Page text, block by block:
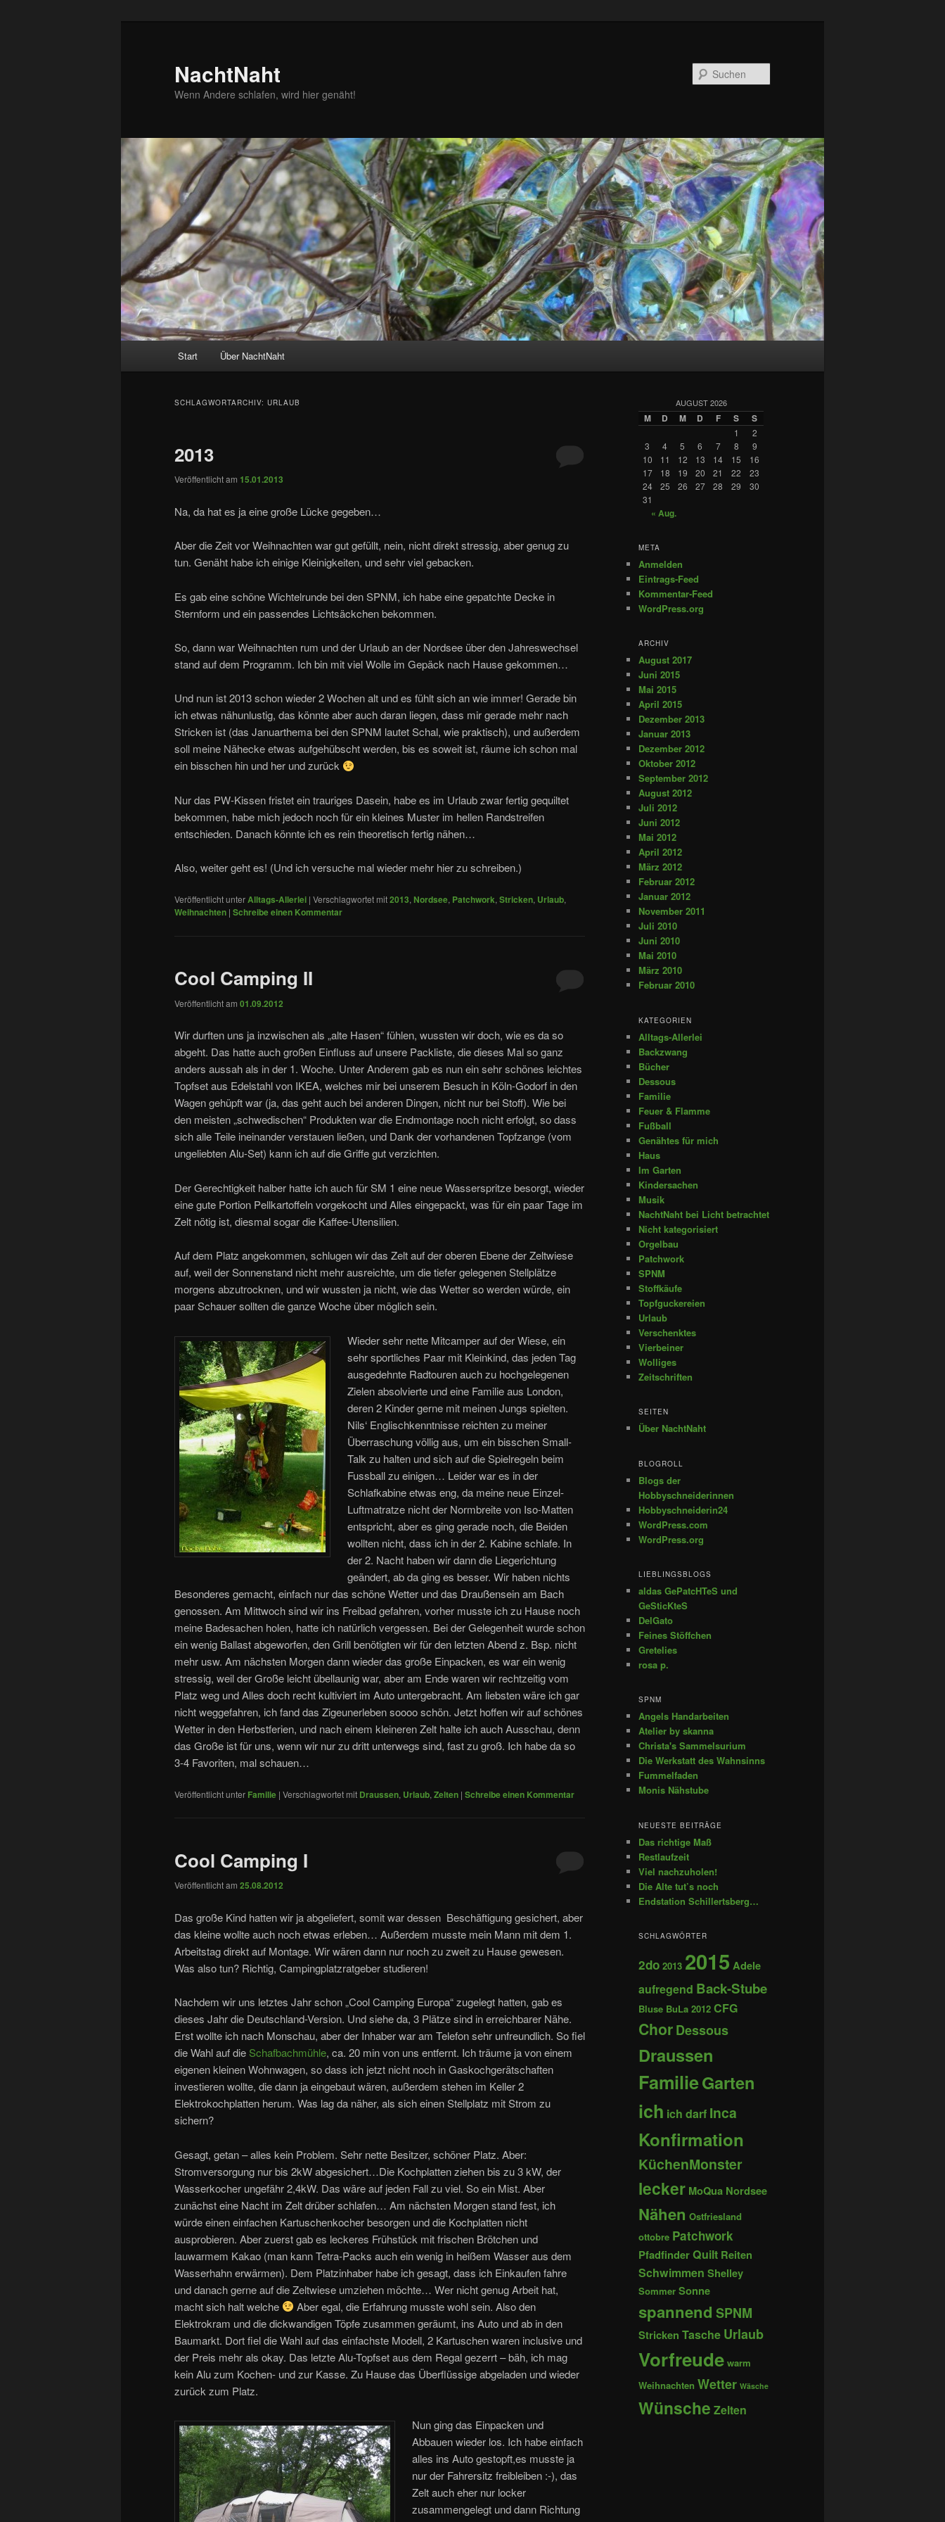
NachtNaht
Wenn Andere schlafen, wird hier genäht!
Start Über NachtNaht
SCHLAGWORTARCHIV: URLAUB
2013
Veröffentlicht am 15.01.2013
Na, da hat es ja eine große Lücke gegeben…
Aber die Zeit vor Weihnachten war gut gefüllt, nein, nicht direkt stressig, aber genug zu
tun. Genäht habe ich einige Kleinigkeiten, und sehr viel gebacken.
Es gab eine schöne Wichtelrunde bei den SPNM, ich habe eine gepatchte Decke in
Sternform und ein passendes Lichtsäckchen bekommen.
So, dann war Weihnachten rum und der Urlaub an der Nordsee über den Jahreswechsel
stand auf dem Programm. Ich bin mit viel Wolle im Gepäck nach Hause gekommen…
Und nun ist 2013 schon wieder 2 Wochen alt und es fühlt sich an wie immer! Gerade bin
ich etwas nähunlustig, das könnte aber auch daran liegen, dass mir gerade mehr nach
Stricken ist (das Januarthema bei den SPNM lautet Schal, wie praktisch), und außerdem
soll meine Nähecke etwas aufgehübscht werden, bis es soweit ist, räume ich schon mal
ein bisschen hin und her und zurück
Nur das PW-Kissen fristet ein trauriges Dasein, habe es im Urlaub zwar fertig gequiltet
bekommen, habe mich jedoch noch für ein kleines Muster im hellen Randstreifen
entschieden. Danach könnte ich es rein theoretisch fertig nähen…
Also, weiter geht es! (Und ich versuche mal wieder mehr hier zu schreiben.)
Veröffentlicht unterAlltags-Allerlei | Verschlagwortet mit2013,Nordsee, Patchwork,Stricken, Urlaub,
Weihnachten | Schreibe einen Kommentar
Cool Camping II
Veröffentlicht am 01.09.2012
Wir durften uns ja inzwischen als „alte Hasen“ fühlen, wussten wir doch, wie es da so
abgeht. Das hatte auch großen Einfluss auf unsere Packliste, die dieses Mal so ganz
anders aussah als in der 1. Woche. Unter Anderem gab es nun ein sehr schönes leichtes
Topfset aus Edelstahl von IKEA, welches mir bei unserem Besuch in Köln-Godorf in den
Wagen gehüpft war (ja, das geht auch bei anderen Dingen, nicht nur bei Stoff). Wie bei
den meisten „schwedischen“ Produkten war die Endmontage noch nicht erfolgt, so dass
sich alle Teile ineinander verstauen ließen, und Dank der vorhandenen Topfzange (vom
ungeliebten Alu-Set) kann ich auf die Griffe gut verzichten.
Der Gerechtigkeit halber hatte ich auch für SM 1 eine neue Wasserspritze besorgt, wieder
eine gute Portion Pellkartoffeln vorgekocht und Alles eingepackt, was für ein paar Tage im
Zelt nötig ist, diesmal sogar die Kaffee-Utensilien.
Auf dem Platz angekommen, schlugen wir das Zelt auf der oberen Ebene der Zeltwiese
auf, weil der Sonnenstand nicht mehr ausreichte, um die tiefer gelegenen Stellplätze
morgens abzutrocknen, und wir wussten ja nicht, wie das Wetter so werden würde, ein
paar Schauer sollten die ganze Woche über möglich sein.
Wieder sehr nette Mitcamper auf der Wiese, ein
sehr sportliches Paar mit Kleinkind, das jeden Tag
ausgedehnte Radtouren auch zu hochgelegenen
Zielen absolvierte und eine Familie aus London,
deren 2 Kinder gerne mit meinen Jungs spielten.
Nils‘ Englischkenntnisse reichten zu meiner
Überraschung völlig aus, um ein bisschen Small-
Talk zu halten und sich auf die Spielregeln beim
Fussball zu einigen… Leider war es in der
Schlafkabine etwas eng, da meine neue Einzel-
Luftmatratze nicht der Normbreite von Iso-Matten
entspricht, aber es ging gerade noch, die Beiden
wollten nicht, dass ich in der 2. Kabine schlafe. In
der 2. Nacht haben wir dann die Liegerichtung
geändert, ab da ging es besser. Wir haben nichts
Besonderes gemacht, einfach nur das schöne Wetter und das Draußensein am Bach
genossen. Am Mittwoch sind wir ins Freibad gefahren, vorher musste ich zu Hause noch
meine Badesachen holen, hatte ich natürlich vergessen. Bei der Gelegenheit wurde schon
ein wenig Ballast abgeworfen, den Grill benötigten wir für den letzten Abend z. Bsp. nicht
mehr usw. Am nächsten Morgen dann wieder das große Einpacken, es war ein wenig
stressig, weil der Große leicht übellaunig war, aber am Ende waren wir rechtzeitig vom
Platz weg und Alles doch recht kultiviert im Auto untergebracht. Am liebsten wäre ich gar
nicht weggefahren, ich fand das Zigeunerleben soooo schön. Jetzt hoffen wir auf schönes
Wetter in den Herbstferien, und nach einem kleineren Zelt halte ich auch Ausschau, denn
das Große ist für uns, wenn wir nur zu dritt unterwegs sind, fast zu groß. Ich habe da so
3-4 Favoriten, mal schauen…
Veröffentlicht unter Familie | Verschlagwortet mit Draussen, Urlaub, Zelten | Schreibe einen Kommentar
Cool Camping I
Veröffentlicht am 25.08.2012
Das große Kind hatten wir ja abgeliefert, somit war dessen Beschäftigung gesichert, aber
das kleine wollte auch noch etwas erleben… Außerdem musste mein Mann mit dem 1.
Arbeitstag direkt auf Montage. Wir wären dann nur noch zu zweit zu Hause gewesen.
Was also tun? Richtig, Campingplatzratgeber studieren!
Nachdem wir uns letztes Jahr schon „Cool Camping Europa“ zugelegt hatten, gab es
dieses Jahr die Deutschland-Version. Und siehe da, 3 Plätze sind in erreichbarer Nähe.
Erst wollte ich nach Monschau, aber der Inhaber war am Telefon sehr unfreundlich. So fiel
die Wahl auf die Schafbachmühle, ca. 20 min von uns entfernt. Ich träume ja von einem
eigenen kleinen Wohnwagen, so dass ich jetzt nicht noch in Gaskochgerätschaften
investieren wollte, die dann ja eingebaut wären, außerdem stehen im Keller 2
Elektrokochplatten herum. Was lag da näher, als sich einen Stellplatz mit Strom zu
sichern?
Gesagt, getan – alles kein Problem. Sehr nette Besitzer, schöner Platz. Aber:
Stromversorgung nur bis 2kW abgesichert…Die Kochplatten ziehen bis zu 3 kW, der
Wasserkocher ungefähr 2,4kW. Das wäre auf jeden Fall zu viel. So ein Mist. Aber
zunächst eine Nacht im Zelt drüber schlafen… Am nächsten Morgen stand fest, ich
würde einen einfachen Kartuschenkocher besorgen und die Kochplatten nicht
ausprobieren. Aber zuerst gab es leckeres Frühstück mit frischen Brötchen und
lauwarmem Kakao (man kann Tetra-Packs auch ein wenig in heißem Wasser aus dem
Wasserhahn erwärmen). Dem Platzinhaber habe ich gesagt, dass ich Einkaufen fahre
und danach gerne auf die Zeltwiese umziehen möchte… Wer nicht genug Arbeit hat,
macht sich halt welche
Aber egal, die Erfahrung musste wohl sein. Also den
Elektrokram und die dickwandigen Töpfe zusammen geräumt, ins Auto und ab in den
Baumarkt. Dort fiel die Wahl auf das einfachste Modell, 2 Kartuschen waren inclusive und
der Preis mehr als okay. Das letzte Alu-Topfset aus dem Regal gezerrt – bäh, ich mag
kein Alu zum Kochen- und zur Kasse. Zu Hause das Überflüssige abgeladen und wieder
zurück zum Platz.
Nun ging das Einpacken und
Abbauen wieder los. Ich habe einfach
alles ins Auto gestopft,es musste ja
nur der Fahrersitz freibleiben :-), das
Zelt auch eher nur locker
zusammengelegt und dann Richtung
AUGUST 2026
M D M D F S S
1
2
3
4 5 6 7 8
9
10
11 12 13 14 15
16
17
18 19 20 21 22
23
24
25 26 27 28 29
30
31
« Aug.
META
Anmelden
Eintrags-Feed
Kommentar-Feed
WordPress.org
ARCHIV
August 2017
Juni 2015
Mai 2015
April 2015
Dezember 2013
Januar 2013
Dezember 2012
Oktober 2012
September 2012
August 2012
Juli 2012
Juni 2012
Mai 2012
April 2012
März 2012
Februar 2012
Januar 2012
November 2011
Juli 2010
Juni 2010
Mai 2010
März 2010
Februar 2010
KATEGORIEN
Alltags-Allerlei
Backzwang
Bücher
Dessous
Familie
Feuer & Flamme
Fußball
Genähtes für mich
Haus
Im Garten
Kindersachen
Musik
NachtNaht bei Licht betrachtet
Nicht kategorisiert
Orgelbau
Patchwork
SPNM
Stoffkäufe
Topfguckereien
Urlaub
Verschenktes
Vierbeiner
Wolliges
Zeitschriften
SEITEN
Über NachtNaht
BLOGROLL
Blogs der
Hobbyschneiderinnen
Hobbyschneiderin24
WordPress.com
WordPress.org
LIEBLINGSBLOGS
aldas GePatcHTeS und
GeSticKteS
DelGato
Feines Stöffchen
Gretelies
rosa p.
SPNM
Angels Handarbeiten
Atelier by skanna
Christa's Sammelsurium
Die Werkstatt des Wahnsinns
Fummelfaden
Monis Nähstube
NEUESTE BEITRÄGE
Das richtige Maß
Restlaufzeit
Viel nachzuholen!
Die Alte tut’s noch
Endstation Schillertsberg…
SCHLAGWÖRTER
2do 2013 2015 Adele
aufregend Back-Stube
Bluse BuLa 2012 CFG
ChorDessous
Draussen
FamilieGarten
ich ich darf Inca
Konfirmation
KüchenMonster
lecker MoQua Nordsee
Nähen Ostfriesland
ottobre Patchwork
PfadfinderQuilt Reiten
Schwimmen Shelley
Sommer Sonne
spannend SPNM
Stricken Tasche Urlaub
Vorfreude warm
Weihnachten Wetter Wäsche
Wünsche Zelten